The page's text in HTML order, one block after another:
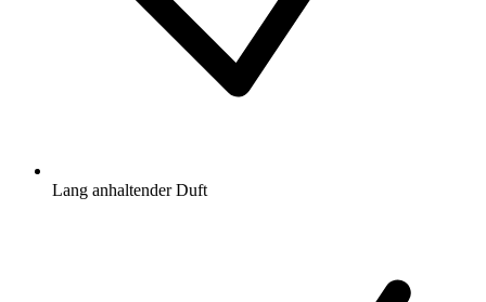
Lang anhaltender Duft